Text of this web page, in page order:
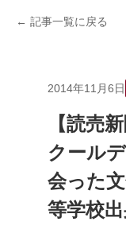
← 記事一覧に戻る
2014年11月6日
【読売
クール
会った
等学校